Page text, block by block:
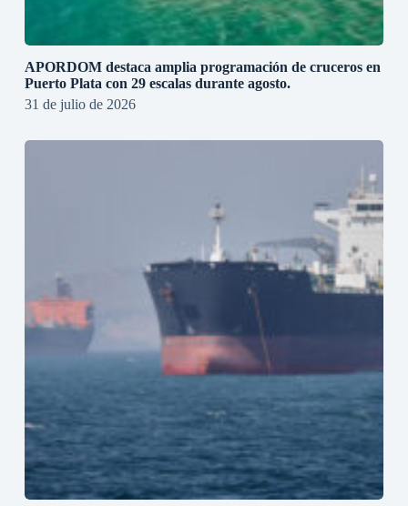
APORDOM destaca amplia programación de cruceros en
Puerto Plata con 29 escalas durante agosto.
31 de julio de 2026